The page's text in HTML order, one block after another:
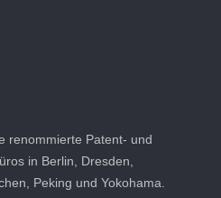
renommierte Patent- und
in Berlin, Dresden,
Peking und Yokohama.